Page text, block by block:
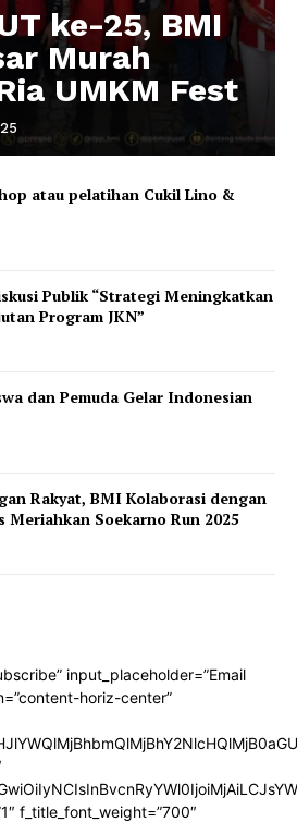
ke-25, BMI
Murah
UMKM Fest
atau pelatihan Cukil Lino &
Publik “Strategi Meningkatkan
Program JKN”
dan Pemuda Gelar Indonesian
Rakyat, BMI Kolaborasi dengan
Meriahkan Soekarno Run 2025
input_placeholder=”Email
horiz-center”
f_title_font_weight=”700″